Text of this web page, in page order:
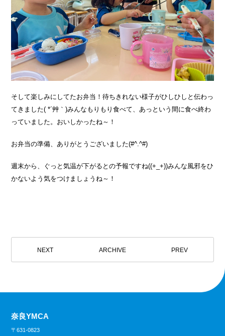
そして楽しみにしてたお弁当！待ちきれない様子がひしひしと伝わっ
てきました( *´艸｀)みんなもりもり食べて、あっという間に食べ終わ
っていました。おいしかったね～！
お弁当の準備、ありがとうございました(#^.^#)
週末から、ぐっと気温が下がるとの予報ですね((+_+))みんな風邪をひ
かないよう気をつけましょうね～！
NEXT ARCHIVE PREV
奈良YMCA
〒631-0823